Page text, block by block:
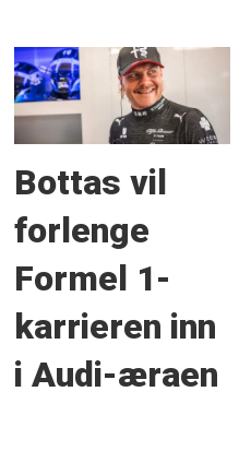
Bottas vil
forlenge
Formel 1-
karrieren inn
i Audi-æraen